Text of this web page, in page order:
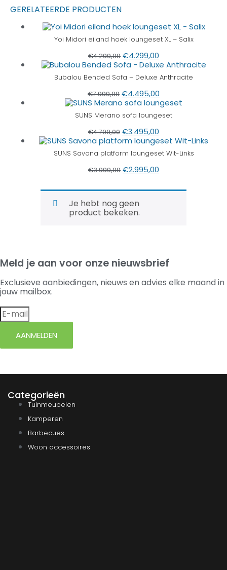
GERELATEERDE PRODUCTEN
Yoi Midori eiland hoek loungeset XL – Salix
€4.299,00 €4.299,00
Bubalou Bended Sofa – Deluxe Anthracite
€7.999,00 €4.495,00
SUNS Merano sofa loungeset
€4.799,00 €3.495,00
SUNS Savona platform loungeset Wit-Links
€3.999,00 €2.995,00
Je hebt nog geen
product bekeken.
Meld je aan voor onze nieuwsbrief
Exclusieve aanbiedingen, nieuws en advies elke maand in
jouw mailbox.
AANMELDEN
Categorieën
Tuinmeubelen
Kamperen
Barbecues
Woon accessoires